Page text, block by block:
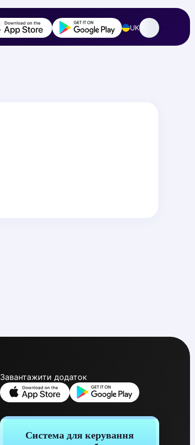
UK
Завантажити додаток
Система для керування